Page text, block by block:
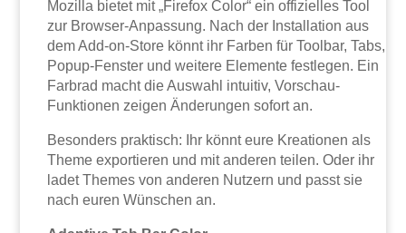
Mozilla bietet mit „Firefox Color“ ein offizielles Tool
zur Browser-Anpassung. Nach der Installation aus
dem Add-on-Store könnt ihr Farben für Toolbar, Tabs,
Popup-Fenster und weitere Elemente festlegen. Ein
Farbrad macht die Auswahl intuitiv, Vorschau-
Funktionen zeigen Änderungen sofort an.
Besonders praktisch: Ihr könnt eure Kreationen als
Theme exportieren und mit anderen teilen. Oder ihr
ladet Themes von anderen Nutzern und passt sie
nach euren Wünschen an.